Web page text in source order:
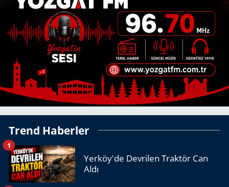
Trend Haberler
Yerköy'de Devrilen Traktör Can
Aldı
1